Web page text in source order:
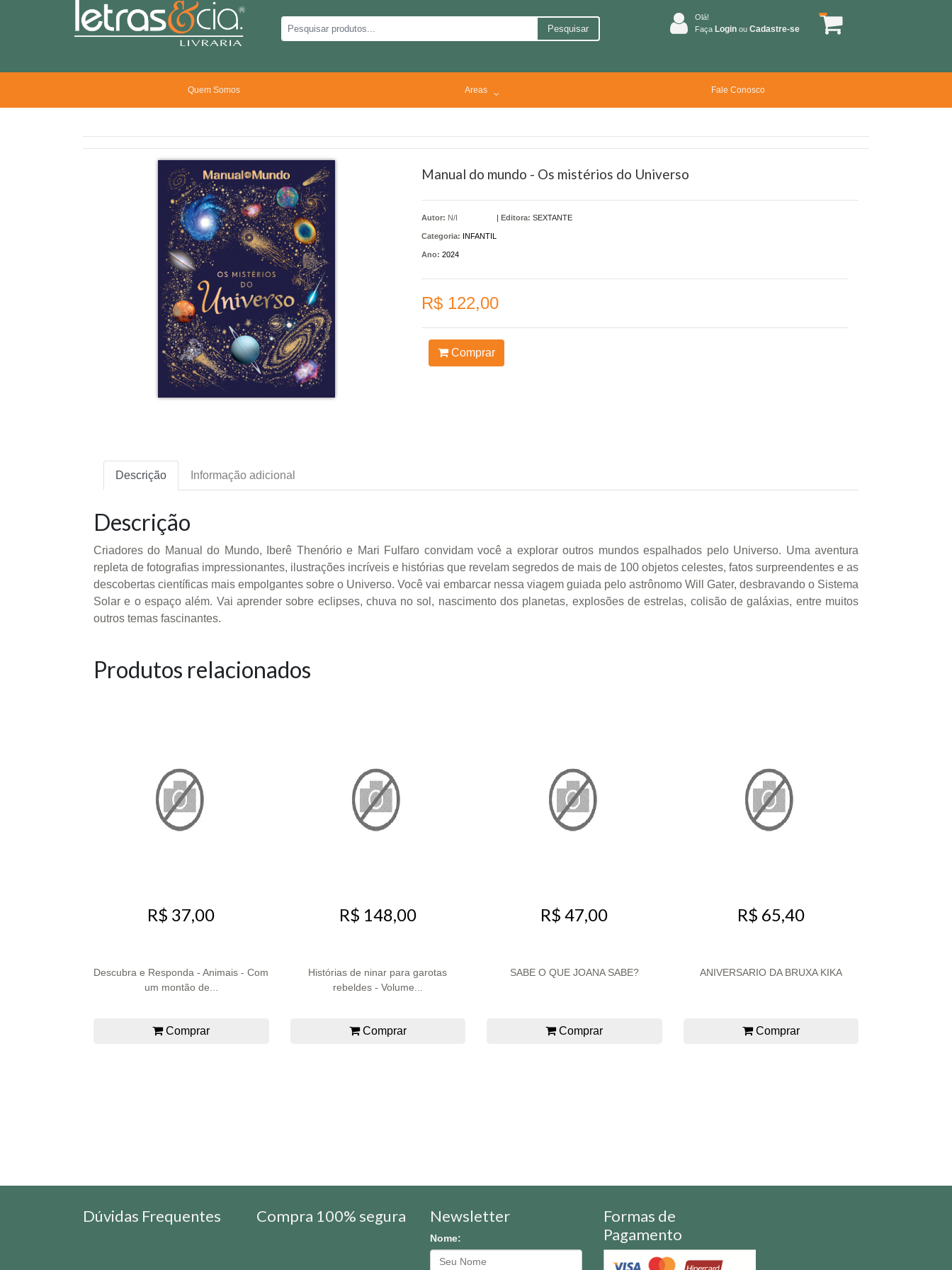
Pesquisar
Olá!
Faça Login ou Cadastre-se
Quem Somos Areas Fale Conosco
Manual do mundo - Os mistérios do Universo
Autor: N/I | Editora: SEXTANTE
Categoria: INFANTIL
Ano: 2024
R$ 122,00
Comprar
Descrição Informação adicional
Descrição
Criadores do Manual do Mundo, Iberê Thenório e Mari Fulfaro convidam você a explorar outros mundos espalhados pelo Universo. Uma aventura
repleta de fotografias impressionantes, ilustrações incríveis e histórias que revelam segredos de mais de 100 objetos celestes, fatos surpreendentes e as
descobertas científicas mais empolgantes sobre o Universo. Você vai embarcar nessa viagem guiada pelo astrônomo Will Gater, desbravando o Sistema
Solar e o espaço além. Vai aprender sobre eclipses, chuva no sol, nascimento dos planetas, explosões de estrelas, colisão de galáxias, entre muitos
outros temas fascinantes.
Produtos relacionados
R$ 37,00
Descubra e Responda - Animais - Com
um montão de...
Comprar
R$ 148,00
Histórias de ninar para garotas
rebeldes - Volume...
Comprar
R$ 47,00
SABE O QUE JOANA SABE?
Comprar
R$ 65,40
ANIVERSARIO DA BRUXA KIKA
Comprar
Dúvidas Frequentes Compra 100% segura Newsletter
Nome:
Formas de
Pagamento